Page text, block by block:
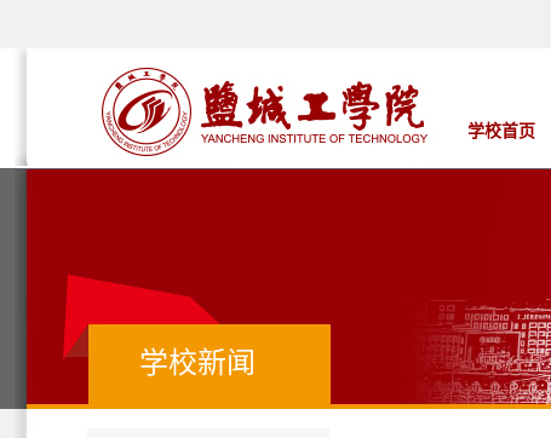
学校首页
学校新闻